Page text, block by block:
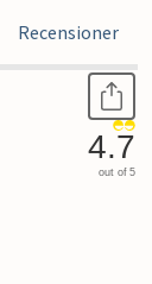
Recensioner
4.7
out of 5